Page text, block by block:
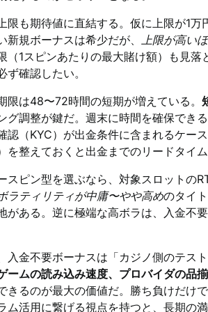
限も期待値に直結する。仮に上限が1
新規ボーナスは希少だが、 上限が高い
（1スピンあたりの最大賭け額）も見
ず確認したい。
限は48〜72時間の短期が増えている。
グ調整が鍵だ。週末に時間を確保でき
認（KYC）が出金条件に含まれるケー
を整えておくと出金までのリードタイ
スピン型を選ぶなら、対象スロットの
ラティリティが中庸〜やや高めのタイ
がある。逆に極端な高ボラは、入金不
入金不要ボーナスは「カジノ側のテス
ームの読み込み速度、プロバイダの品
きるのが最大の価値だ。勝ち負けだけ
ム活用に繋げる視点を持つと、長期の